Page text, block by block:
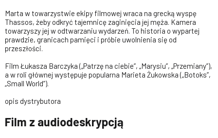
Marta w towarzystwie ekipy filmowej wraca na grecką wyspę
Thassos, żeby odkryć tajemnicę zaginięcia jej męża. Kamera
towarzyszy jej w odtwarzaniu wydarzeń. To historia o wypartej
prawdzie, granicach pamięci i próbie uwolnienia się od
przeszłości.
Film Łukasza Barczyka („Patrzę na ciebie”, „Marysiu”, „Przemiany”),
a w roli głównej występuje popularna Marieta Żukowska („Botoks”,
„Small World”).
opis dystrybutora
Film z audiodeskrypcją